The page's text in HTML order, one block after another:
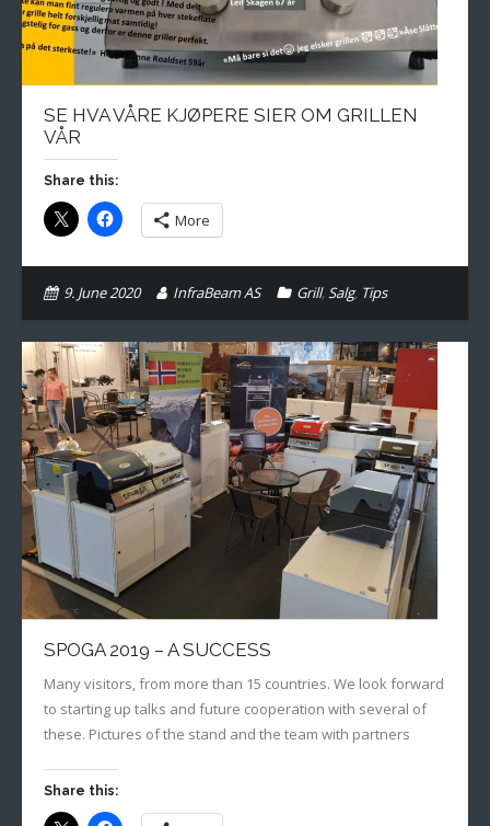
SE HVA VÅRE KJØPERE SIER OM GRILLEN
VÅR
Share this:
More
9. June 2020 InfraBeam AS Grill,Salg, Tips
SPOGA 2019 – A SUCCESS
Many visitors, from more than 15 countries. We look forward
to starting up talks and future cooperation with several of
these. Pictures of the stand and the team with partners
Share this: